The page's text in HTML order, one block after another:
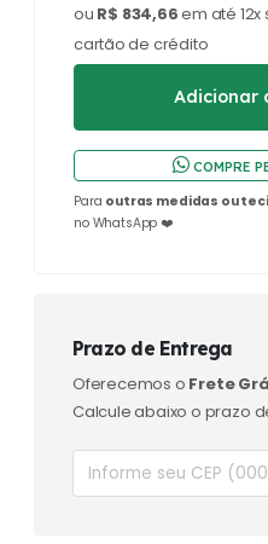
ou R$ 834,66em até
cartão de crédito
COMPRE
Para outras medidas ou
no WhatsApp ❤️
Prazo de Entrega
Oferecemos o Frete
Calcule abaixo o prazo